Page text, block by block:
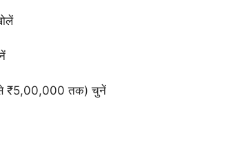
से ₹5,00,000 तक) चुनें